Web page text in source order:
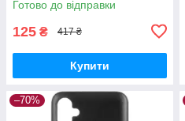
CTMXRN125-BK) —
Готово до відправки
125 ₴ 417 ₴
Купити
–70%